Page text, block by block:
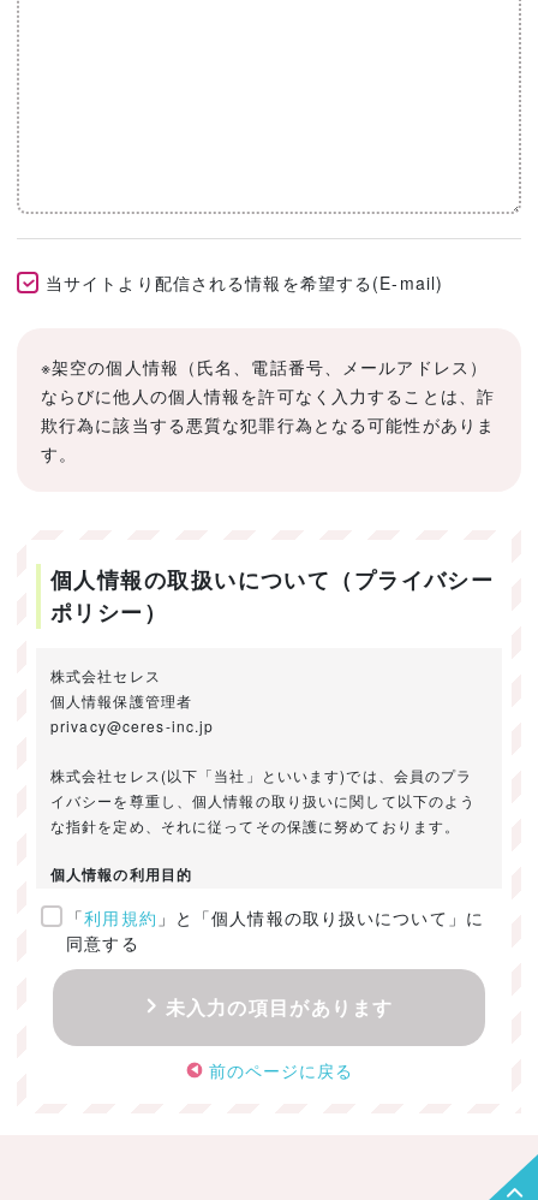
当サイトより配信される情報を希望する(E-mail)
※架空の個人情報（氏名、電話番号、メールアドレス）
ならびに他人の個人情報を許可なく入力することは、詐
欺行為に該当する悪質な犯罪行為となる可能性がありま
す。
個人情報の取扱いについて（プライバシー
ポリシー）
株式会社セレス
個人情報保護管理者
privacy@ceres-inc.jp
株式会社セレス(以下「当社」といいます)では、会員のプラ
イバシーを尊重し、個人情報の取り扱いに関して以下のよう
な指針を定め、それに従ってその保護に努めております。
個人情報の利用目的
ご提供いただきました個人情報は、以下のためにのみ利用い
たします。
・お問い合わせに対する回答及び資料送付のご連絡
・当社のお客様向けサービスの提供
・本人確認
・サービスの開発・改善のための分析
「利用規約 」と「個人情報の取り扱いについて」に
同意する
未入力の項目があります
前のページに戻る